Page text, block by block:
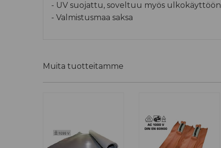
- UV suojattu, soveltuu myös ulkokäyttöön
- Valmistusmaa saksa
Muita tuotteitamme